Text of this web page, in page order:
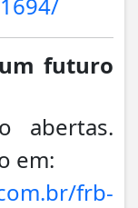
futuro
abertas.
em:
frb-